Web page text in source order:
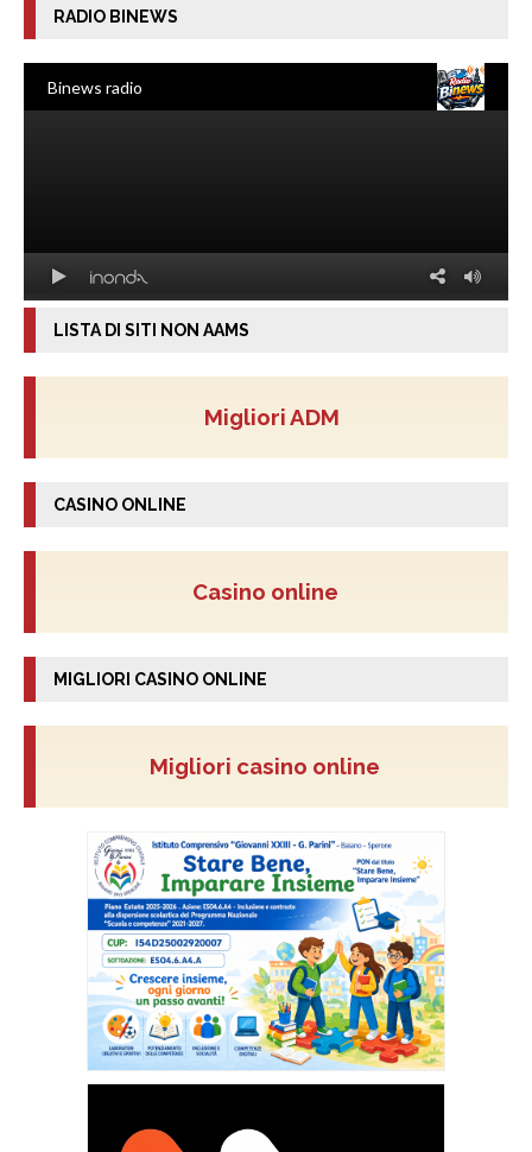
RADIO BINEWS
LISTA DI SITI NON AAMS
Migliori ADM
CASINO ONLINE
Casino online
MIGLIORI CASINO ONLINE
Migliori casino online